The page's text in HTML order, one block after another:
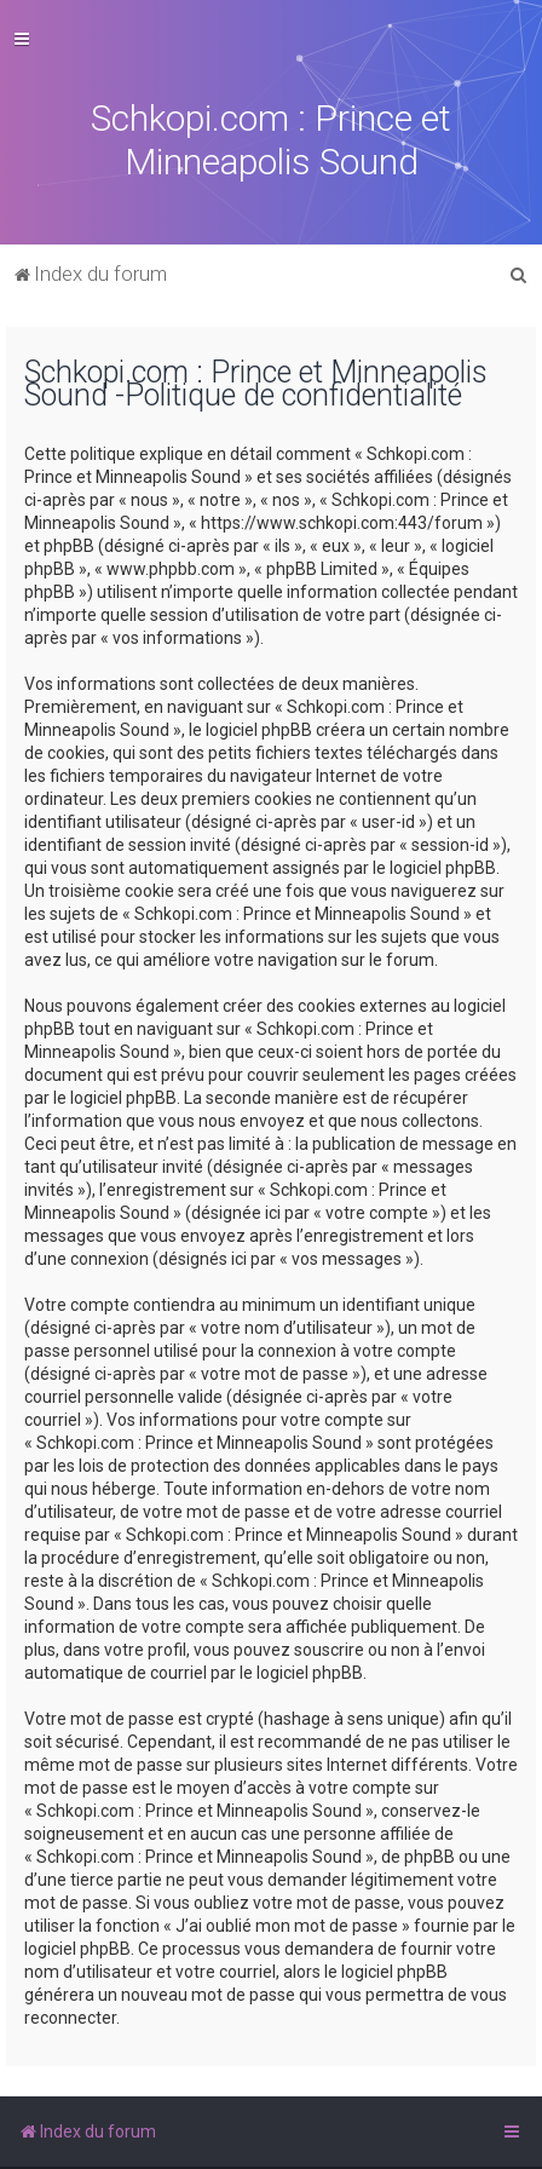
Schkopi.com : Prince et
Minneapolis Sound
Index du forum
Schkopi.com : Prince et Minneapolis
Sound -Politique de confidentialité
Cette politique explique en détail comment « Schkopi.com :
Prince et Minneapolis Sound » et ses sociétés affiliées (désignés
ci-après par « nous », « notre », « nos », « Schkopi.com : Prince et
Minneapolis Sound », « https://www.schkopi.com:443/forum »)
et phpBB (désigné ci-après par « ils », « eux », « leur », « logiciel
phpBB », « www.phpbb.com », « phpBB Limited », « Équipes
phpBB ») utilisent n’importe quelle information collectée pendant
n’importe quelle session d’utilisation de votre part (désignée ci-
après par « vos informations »).
Vos informations sont collectées de deux manières.
Premièrement, en naviguant sur « Schkopi.com : Prince et
Minneapolis Sound », le logiciel phpBB créera un certain nombre
de cookies, qui sont des petits fichiers textes téléchargés dans
les fichiers temporaires du navigateur Internet de votre
ordinateur. Les deux premiers cookies ne contiennent qu’un
identifiant utilisateur (désigné ci-après par « user-id ») et un
identifiant de session invité (désigné ci-après par « session-id »),
qui vous sont automatiquement assignés par le logiciel phpBB.
Un troisième cookie sera créé une fois que vous naviguerez sur
les sujets de « Schkopi.com : Prince et Minneapolis Sound » et
est utilisé pour stocker les informations sur les sujets que vous
avez lus, ce qui améliore votre navigation sur le forum.
Nous pouvons également créer des cookies externes au logiciel
phpBB tout en naviguant sur « Schkopi.com : Prince et
Minneapolis Sound », bien que ceux-ci soient hors de portée du
document qui est prévu pour couvrir seulement les pages créées
par le logiciel phpBB. La seconde manière est de récupérer
l’information que vous nous envoyez et que nous collectons.
Ceci peut être, et n’est pas limité à : la publication de message en
tant qu’utilisateur invité (désignée ci-après par « messages
invités »), l’enregistrement sur « Schkopi.com : Prince et
Minneapolis Sound » (désignée ici par « votre compte ») et les
messages que vous envoyez après l’enregistrement et lors
d’une connexion (désignés ici par « vos messages »).
Votre compte contiendra au minimum un identifiant unique
(désigné ci-après par « votre nom d’utilisateur »), un mot de
passe personnel utilisé pour la connexion à votre compte
(désigné ci-après par « votre mot de passe »), et une adresse
courriel personnelle valide (désignée ci-après par « votre
courriel »). Vos informations pour votre compte sur
« Schkopi.com : Prince et Minneapolis Sound » sont protégées
par les lois de protection des données applicables dans le pays
qui nous héberge. Toute information en-dehors de votre nom
d’utilisateur, de votre mot de passe et de votre adresse courriel
requise par « Schkopi.com : Prince et Minneapolis Sound » durant
la procédure d’enregistrement, qu’elle soit obligatoire ou non,
reste à la discrétion de « Schkopi.com : Prince et Minneapolis
Sound ». Dans tous les cas, vous pouvez choisir quelle
information de votre compte sera affichée publiquement. De
plus, dans votre profil, vous pouvez souscrire ou non à l’envoi
automatique de courriel par le logiciel phpBB.
Votre mot de passe est crypté (hashage à sens unique) afin qu’il
soit sécurisé. Cependant, il est recommandé de ne pas utiliser le
même mot de passe sur plusieurs sites Internet différents. Votre
mot de passe est le moyen d’accès à votre compte sur
« Schkopi.com : Prince et Minneapolis Sound », conservez-le
soigneusement et en aucun cas une personne affiliée de
« Schkopi.com : Prince et Minneapolis Sound », de phpBB ou une
d’une tierce partie ne peut vous demander légitimement votre
mot de passe. Si vous oubliez votre mot de passe, vous pouvez
utiliser la fonction « J’ai oublié mon mot de passe » fournie par le
logiciel phpBB. Ce processus vous demandera de fournir votre
nom d’utilisateur et votre courriel, alors le logiciel phpBB
générera un nouveau mot de passe qui vous permettra de vous
reconnecter.
Index du forum